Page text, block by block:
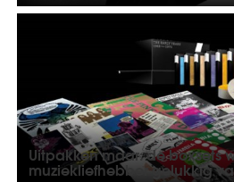
Uitpakken maar: de boxsets
muziekliefhebber gelukkig